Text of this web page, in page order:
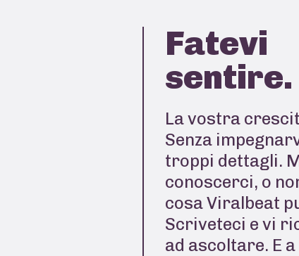
Fatevi
sentire.
La vostra
Senza
troppi dettagli.
conoscerci, o
cosa Viralbeat
Scriveteci e vi
ad ascoltare. E